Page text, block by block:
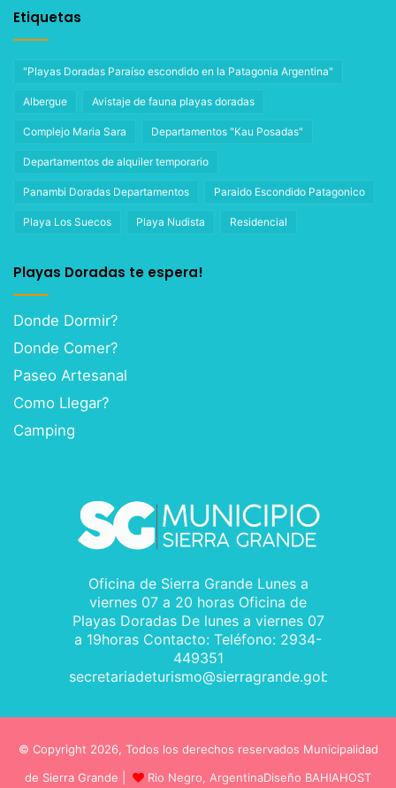
Etiquetas
"Playas Doradas Paraíso escondido en la Patagonia Argentina"
Albergue Avistaje de fauna playas doradas
Complejo Maria Sara Departamentos "Kau Posadas"
Departamentos de alquiler temporario
Panambi Doradas Departamentos Paraido Escondido Patagonico
Playa Los Suecos Playa Nudista Residencial
Playas Doradas te espera!
Donde Dormir?
Donde Comer?
Paseo Artesanal
Como Llegar?
Camping
Oficina de Sierra Grande Lunes a
viernes 07 a 20 horas Oficina de
Playas Doradas De lunes a viernes 07
a 19horas Contacto: Teléfono: 2934-
449351
secretariadeturismo@sierragrande.gob.ar
© Copyright 2026, Todos los derechos reservados Municipalidad
de Sierra Grande |
Rio Negro, ArgentinaDiseño BAHIAHOST